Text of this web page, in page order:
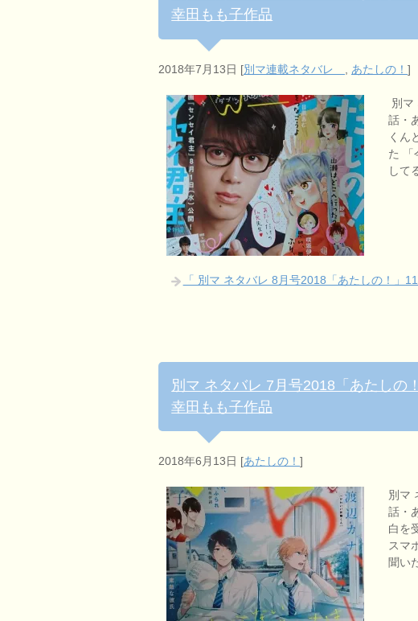
幸田もも子作品
2018年7月13日 [別マ連載ネタバレ あたしの！ ]
別マ
話・
くん
た 「
して
「 別マ ネタバレ 8月号2018「あたしの！」
別マ ネタバレ 7月号2018「あたしの
幸田もも子作品
2018年6月13日 [あたしの！ ]
別マ
話・
白を
スマ
聞い